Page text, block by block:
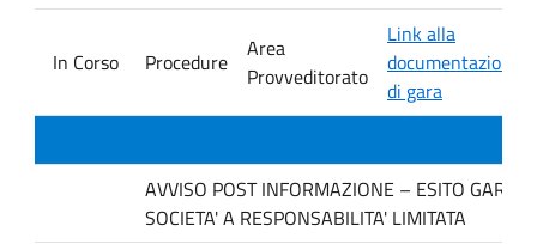
In Corso Procedure
Area
Provveditorato
Link alla
documentazione
di gara
AVVISO POST INFORMAZIONE – ESITO
SOCIETA' A RESPONSABILITA' LIMITATA